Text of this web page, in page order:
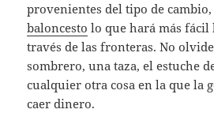
provenientes del tipo de
baloncesto lo que hará más
través de las fronteras. No
sombrero, una taza, el estuche
cualquier otra cosa en la que la
caer dinero.